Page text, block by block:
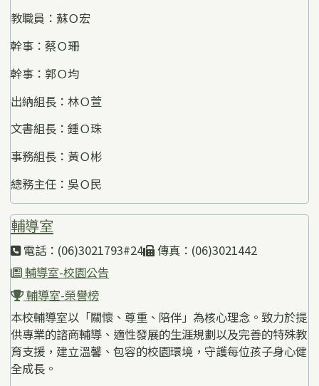
教職員：蘇Ｏ宏
幹事：蔡Ｏ珊
幹事：郭Ｏ均
出納組長：林Ｏ萱
文書組長：鍾Ｏ珠
事務組長：黃Ｏ彬
總務主任：吳Ｏ民
輔導室
電話：(06)3021793#24
傳真：(06)3021442
輔導室-校園公告
輔導室-榮譽榜
本校輔導室以「關懷、尊重、陪伴」為核心理念。致力於提
供專業的諮商輔導、適性發展的生涯規劃以及完善的特殊教
育支援，建立溫馨、包容的校園環境，守護每位孩子身心健
全成長。